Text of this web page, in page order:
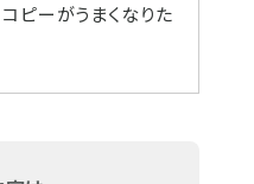
ピーがうまくなりた